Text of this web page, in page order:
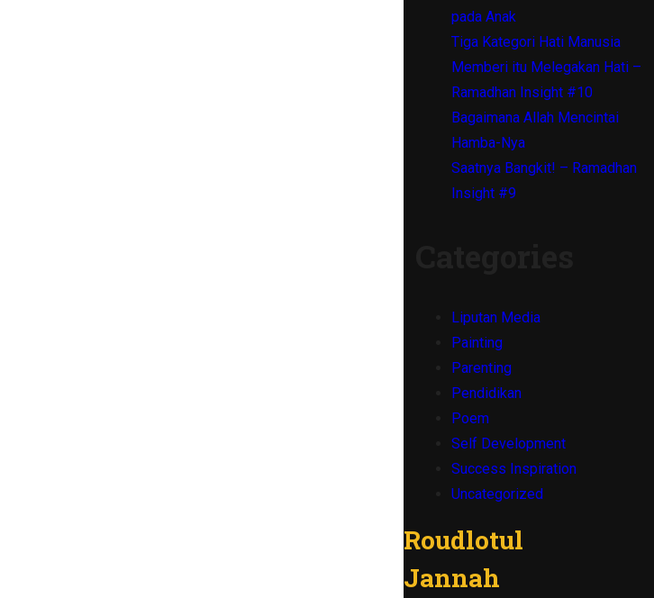
pada Anak
Tiga Kategori Hati Manusia
Memberi itu Melegakan Hati –
Ramadhan Insight #10
Bagaimana Allah Mencintai
Hamba-Nya
Saatnya Bangkit! – Ramadhan
Insight #9
Liputan Media
Painting
Parenting
Pendidikan
Poem
Self Development
Success Inspiration
Uncategorized
Roudlotul
Jannah